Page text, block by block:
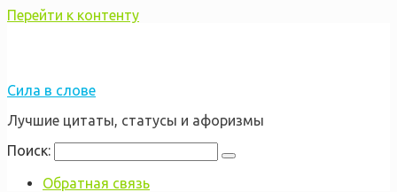
Перейти к контенту
Сила в слове
Лучшие цитаты, статусы и афоризмы
Поиск:
Обратная связь